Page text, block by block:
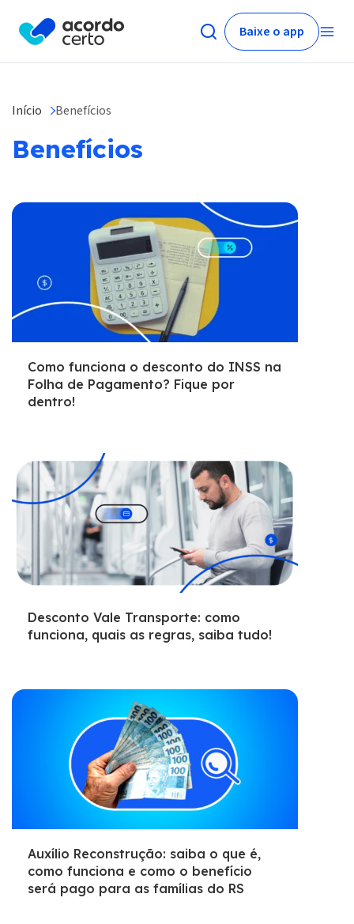
Baixe o app
Início Benefícios
Benefícios
Como funciona o desconto do INSS na
Folha de Pagamento? Fique por
dentro!
Desconto Vale Transporte: como
funciona, quais as regras, saiba tudo!
Auxílio Reconstrução: saiba o que é,
como funciona e como o benefício
será pago para as famílias do RS